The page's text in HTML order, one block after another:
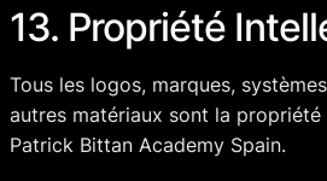
13. Propriété
Tous les logos, marques,
autres matériaux sont la
Patrick Bittan Academy Spain.